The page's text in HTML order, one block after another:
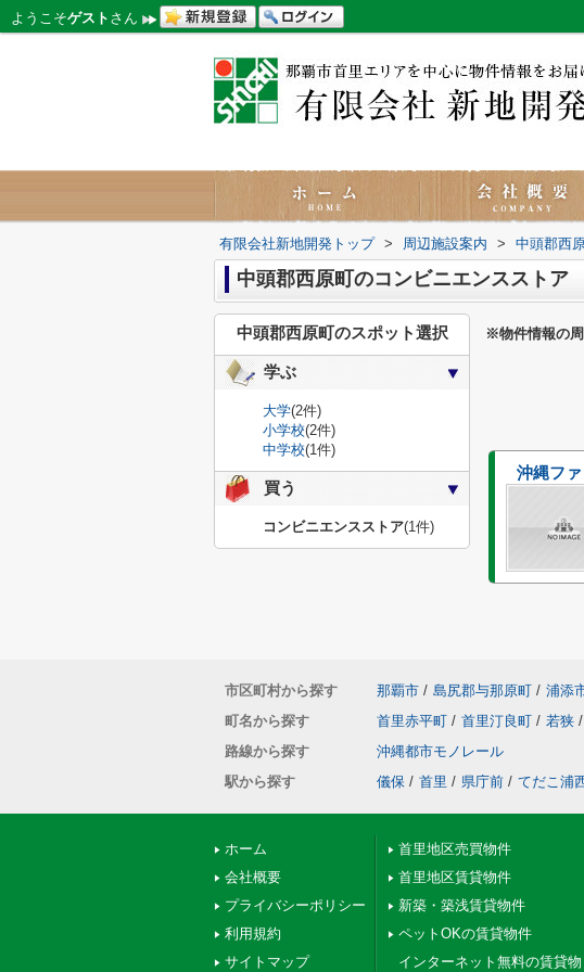
ようこそゲスト さん
有限会社新地開発トップ > 周辺施設案内 > 中頭郡西
中頭郡西原町のコンビニエンスストア
※物件情報の周
沖縄フ
中頭郡西原町のスポット選択
学ぶ
大学(2件)
小学校(2件)
中学校(1件)
買う
コンビニエンスストア(1件)
市区町村から探す 那覇市 / 島尻郡与那原町 / 浦添
町名から探す
首里赤平町 / 首里汀良町 / 若狭 /
路線から探す
沖縄都市モノレール
駅から探す
儀保 / 首里 / 県庁前 / てだこ浦
ホーム
会社概要
プライバシーポリシー
利用規約
サイトマップ
首里地区売買物件
首里地区賃貸物件
新築・築浅賃貸物件
ペットOKの賃貸物件
インターネット無料の賃貸物